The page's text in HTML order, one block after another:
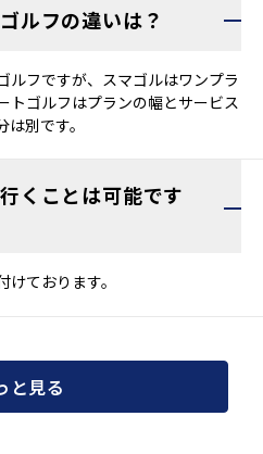
ルフの違いは？
ルフですが、スマゴルはワンプラ
トゴルフはプランの幅とサービス
別です。
くことは可能です
ております。
と見る